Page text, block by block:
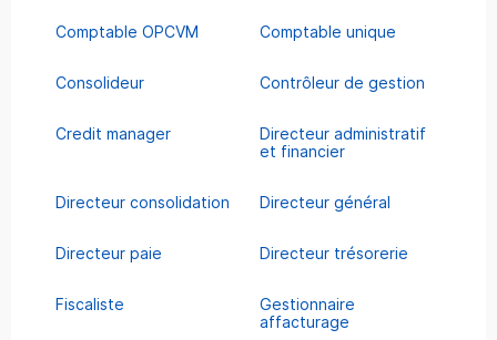
Comptable OPCVM Comptable unique
Consolideur Contrôleur de gestion
Credit manager
Directeur administratif
et financier
Directeur consolidation Directeur général
Directeur paie Directeur trésorerie
Fiscaliste
Gestionnaire
affacturage